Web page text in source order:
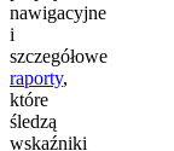
nawigacyjne
i
szczegółowe
raporty,
które
śledzą
wskaźniki